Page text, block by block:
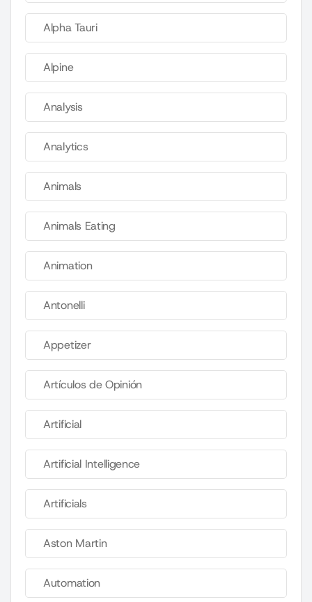
Alpha Tauri
Alpine
Analysis
Analytics
Animals
Animals Eating
Animation
Antonelli
Appetizer
Artículos de Opinión
Artificial
Artificial Intelligence
Artificials
Aston Martin
Automation